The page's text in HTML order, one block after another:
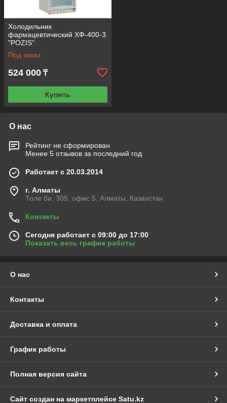
Холодильник
фармацевтический ХФ-400-3
"POZIS"
Под заказ
524 000 ₸
Купить
О нас
Рейтинг не сформирован
Менее 5 отзывов за последний год
Работает с 20.03.2014
г. Алматы
Толе би, 305, офис 5, Алматы, Казахстан
Контакты
Сегодня работает с 09:00 до 17:00
Показать весь график работы
О нас
Контакты
Доставка и оплата
График работы
Полная версия сайта
Сайт создан на маркетплейсе Satu.kz